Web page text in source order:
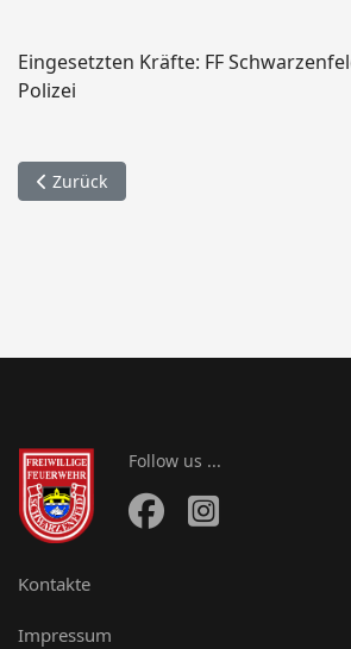
Eingesetzten Kräfte: FF
Polizei
Vorheriger Beitrag: 020.
Zurück
Follow us ...
Kontakte
Impressum